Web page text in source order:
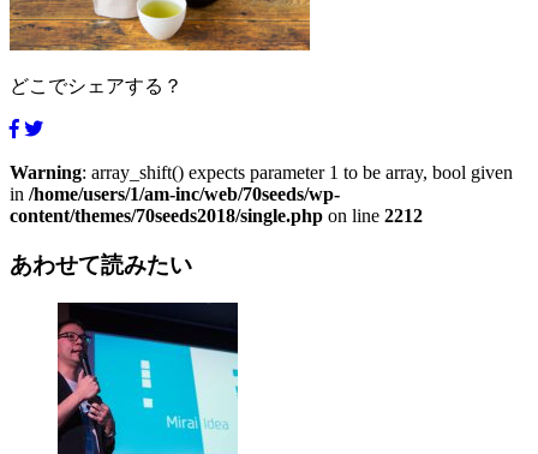
どこでシェアする？
Warning: array_shift() expects parameter 1 to be array, bool given
in /home/users/1/am-inc/web/70seeds/wp-
content/themes/70seeds2018/single.php on line 2212
あわせて読みたい